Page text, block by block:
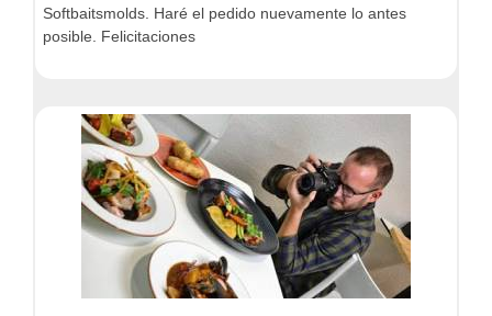
Softbaitsmolds. Haré el pedido nuevamente lo antes
posible. Felicitaciones